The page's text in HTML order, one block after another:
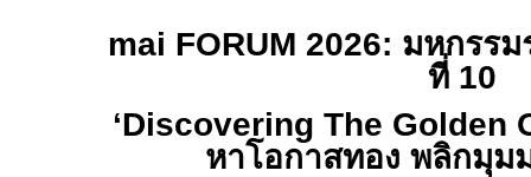
mai FORUM 2026: มหกรร
ที่ 10
‘Discovering The
หาโอกาสทอง พลิกมุม